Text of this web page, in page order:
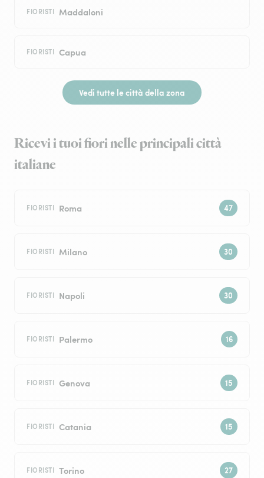
FIORISTI Maddaloni
FIORISTI Capua
Vedi tutte le città della zona
Ricevi i tuoi fiori nelle principali città
italiane
FIORISTI Roma
FIORISTI Milano
FIORISTI Napoli
FIORISTI Palermo
FIORISTI Genova
FIORISTI Catania
FIORISTI Torino